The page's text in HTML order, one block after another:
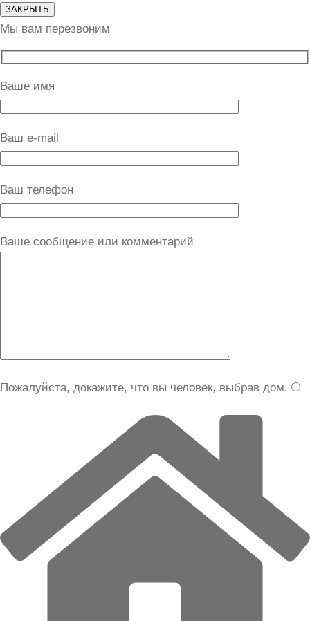
ЗАКРЫТЬ
Мы вам перезвоним
Ваше имя
Ваш e-mail
Ваш телефон
Ваше сообщение или комментарий
Пожалуйста, докажите, что вы человек, выбрав дом.